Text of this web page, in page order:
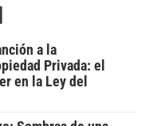
a la
Privada: el
en la Ley del